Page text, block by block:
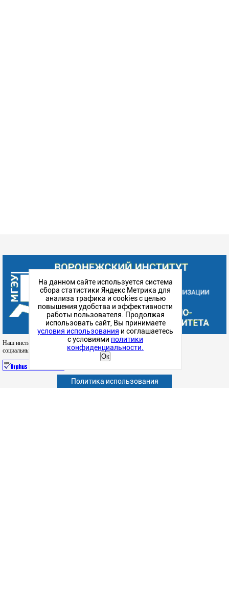
Наш институт в
социальных сетях
Абитуриенту
Политика использования
На данном сайте используется система
сбора статистики Яндекс Метрика для
анализа трафика и cookies с целью
повышения удобства и эффективности
работы пользователя. Продолжая
использовать сайт, Вы принимаете
условия использования и соглашаетесь
с условиями политики
конфиденциальности.
Ок